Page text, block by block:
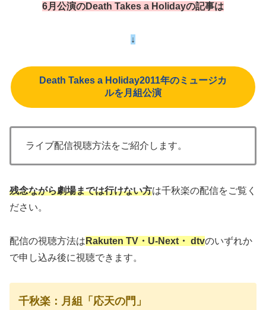
6月公演のDeath Takes a Holidayの記事は
↓
Death Takes a Holiday2011年のミュージカ
ルを月組公演
ライブ配信視聴方法をご紹介します。
残念ながら劇場までは行けない方は千秋楽の配信をご覧く
ださい。
配信の視聴方法は Rakuten TV・U-Next・ dtvのいずれか
で申し込み後に視聴できます。
千秋楽：月組「応天の門」